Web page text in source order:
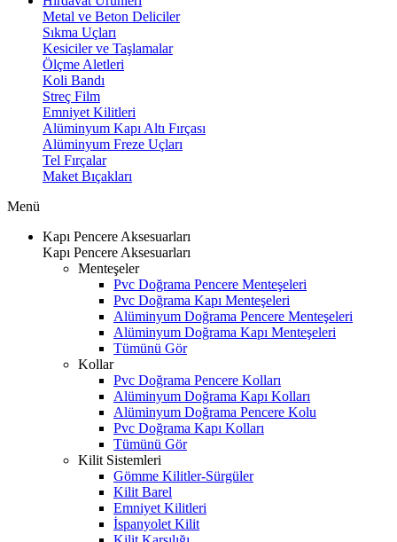
Metal ve Beton Deliciler
Sıkma Uçları
Kesiciler ve Taşlamalar
Ölçme Aletleri
Koli Bandı
Streç Film
Emniyet Kilitleri
Alüminyum Kapı Altı Fırçası
Alüminyum Freze Uçları
Tel Fırçalar
Maket Bıçakları
Menü
Kapı Pencere Aksesuarları
Kapı Pencere Aksesuarları
Menteşeler
Pvc Doğrama Pencere Menteşeleri
Pvc Doğrama Kapı Menteşeleri
Alüminyum Doğrama Pencere Menteşeleri
Alüminyum Doğrama Kapı Menteşeleri
Tümünü Gör
Kollar
Pvc Doğrama Pencere Kolları
Alüminyum Doğrama Kapı Kolları
Alüminyum Doğrama Pencere Kolu
Pvc Doğrama Kapı Kolları
Tümünü Gör
Kilit Sistemleri
Gömme Kilitler-Sürgüler
Kilit Barel
Emniyet Kilitleri
İspanyolet Kilit